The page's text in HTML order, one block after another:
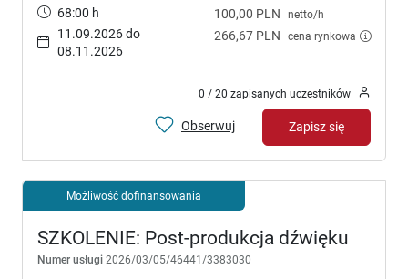
100,00 PLN netto/h
266,67 PLN cena rynkowa
68:00 h
11.09.2026 do
08.11.2026
0 / 20 zapisanych uczestników
Obserwuj Zapisz się
Możliwość dofinansowania
SZKOLENIE: Post-produkcja dźwięku
Numer usługi 2026/03/05/46441/3383030